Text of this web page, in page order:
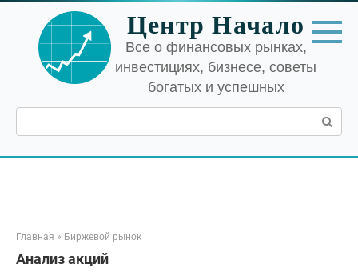
Перейти
контенту
Центр Начало
Все о финансовых рынках,
инвестициях, бизнесе, советы
богатых и успешных
Поиск:
Главная » Биржевой рынок
Анализ акций